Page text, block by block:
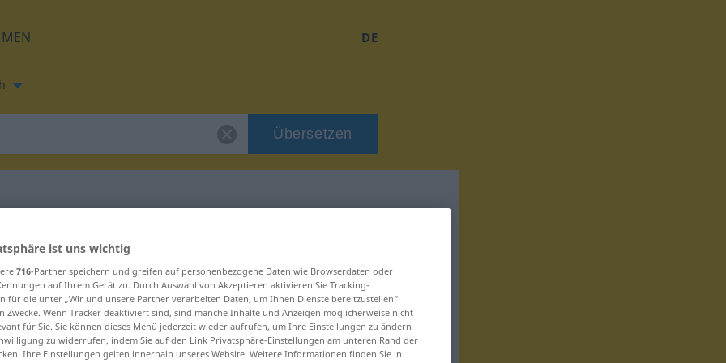
DE
Übersetzen
für "klimp"
ist uns wichtig
716-Partner speichern und greifen auf personenbezogene Daten wie Browserdaten oder
auf Ihrem Gerät zu. Durch Auswahl von Akzeptieren aktivieren Sie Tracking-
für die unter „Wir und unsere Partner verarbeiten Daten, um Ihnen Dienste bereitzustellen“
Zwecke. Wenn Tracker deaktiviert sind, sind manche Inhalte und Anzeigen möglicherweise nicht
für Sie. Sie können dieses Menü jederzeit wieder aufrufen, um Ihre Einstellungen zu ändern
zu widerrufen, indem Sie auf den Link Privatsphäre-Einstellungen am unteren Rand der
Ihre Einstellungen gelten innerhalb unseres Website. Weitere Informationen finden Sie in